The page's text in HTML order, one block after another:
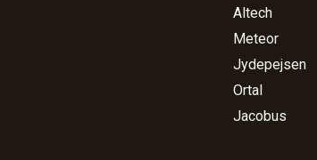
Altech
Meteor
Jydepejsen
Ortal
Jacobus